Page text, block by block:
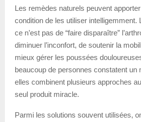
Les remèdes naturels peuvent
condition de les utiliser intelligemment.
ce n’est pas de “faire disparaître”
diminuer l’inconfort, de soutenir la
mieux gérer les poussées
beaucoup de personnes constatent un
elles combinent plusieurs approches
seul produit miracle.
Parmi les solutions souvent utilisées,